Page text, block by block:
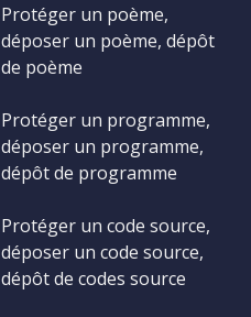
Protéger un poème,
déposer un poème, dépôt
de poème
Protéger un programme,
déposer un programme,
dépôt de programme
Protéger un code source,
déposer un code source,
dépôt de codes source